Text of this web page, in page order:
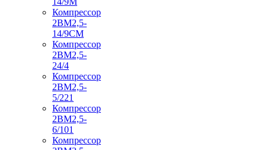
Компрессор
2ВМ2,5-
14/9СМ
Компрессор
2ВМ2,5-
24/4
Компрессор
2ВМ2,5-
5/221
Компрессор
2ВМ2,5-
6/101
Компрессор